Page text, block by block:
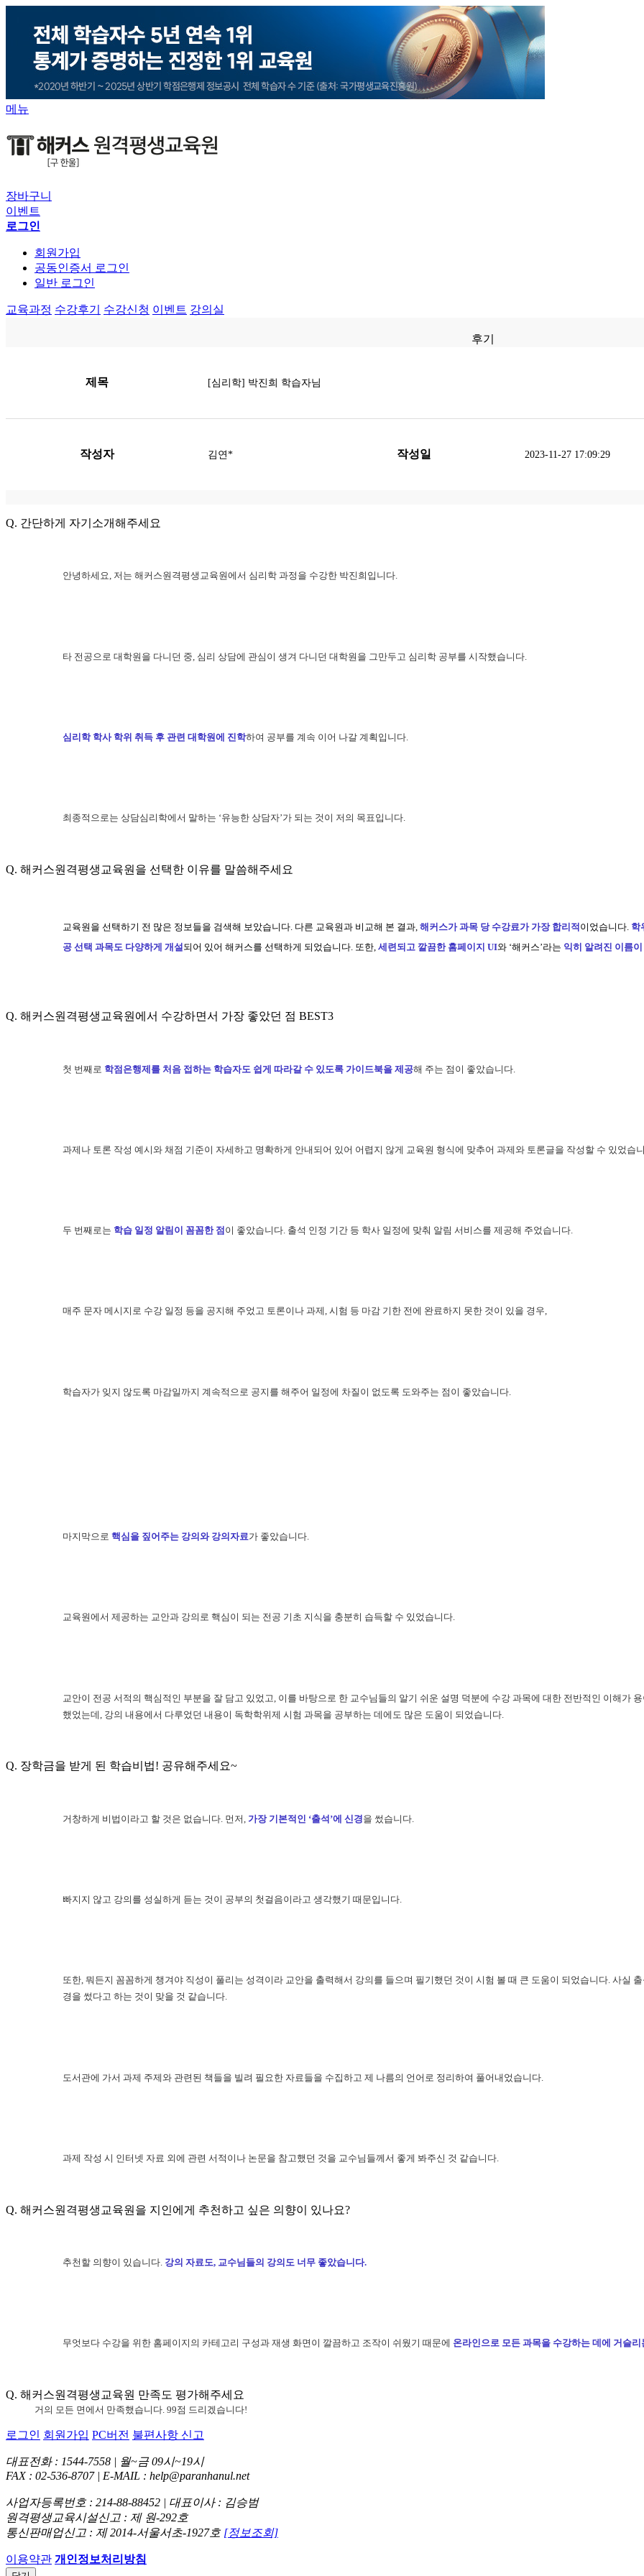
메뉴
장바구니
이벤트
로그인
회원가입
공동인증서 로그인
일반 로그인
교육과정 수강후기 수강신청 이벤트 강의실
후기
제목 [심리학] 박진희 학습자님
작성자 김연* 작성일 2023-11-27 17:09:29
Q. 간단하게 자기소개해주세요
안녕하세요, 저는 해커스원격평생교육원에서 심리학 과정을 수강한 박진희입니다.
타 전공으로 대학원을 다니던 중, 심리 상담에 관심이 생겨 다니던 대학원을 그만두고 심리학 공부를 시작했습니다.
심리학 학사 학위 취득 후 관련 대학원에 진학하여 공부를 계속 이어 나갈 계획입니다.
최종적으로는 상담심리학에서 말하는 ‘유능한 상담자’가 되는 것이 저의 목표입니다.
Q. 해커스원격평생교육원을 선택한 이유를 말씀해주세요
교육원을 선택하기 전 많은 정보들을 검색해 보았습니다. 다른 교육원과 비교해 본 결과, 해커스가 과목 당 수강료가 가장 합리적 이었습니다. 학
공 선택 과목도 다양하게 개설되어 있어 해커스를 선택하게 되었습니다. 또한, 세련되고 깔끔한 홈페이지 UI와 ‘해커스’라는 익히 알려진 이름
Q. 해커스원격평생교육원에서 수강하면서 가장 좋았던 점 BEST3
첫 번째로 학점은행제를 처음 접하는 학습자도 쉽게 따라갈 수 있도록 가이드북을 제공해 주는 점이 좋았습니다.
과제나 토론 작성 예시와 채점 기준이 자세하고 명확하게 안내되어 있어 어렵지 않게 교육원 형식에 맞추어 과제와 토론글을 작성할 수 있었습
두 번째로는 학습 일정 알림이 꼼꼼한 점 이 좋았습니다. 출석 인정 기간 등 학사 일정에 맞춰 알림 서비스를 제공해 주었습니다.
매주 문자 메시지로 수강 일정 등을 공지해 주었고 토론이나 과제, 시험 등 마감 기한 전에 완료하지 못한 것이 있을 경우,
학습자가 잊지 않도록 마감일까지 계속적으로 공지를 해주어 일정에 차질이 없도록 도와주는 점이 좋았습니다.
마지막으로 핵심을 짚어주는 강의와 강의자료가 좋았습니다.
교육원에서 제공하는 교안과 강의로 핵심이 되는 전공 기초 지식을 충분히 습득할 수 있었습니다.
교안이 전공 서적의 핵심적인 부분을 잘 담고 있었고, 이를 바탕으로 한 교수님들의 알기 쉬운 설명 덕분에 수강 과목에 대한 전반적인 이해가
했었는데, 강의 내용에서 다루었던 내용이 독학학위제 시험 과목을 공부하는 데에도 많은 도움이 되었습니다.
Q. 장학금을 받게 된 학습비법! 공유해주세요~
거창하게 비법이라고 할 것은 없습니다. 먼저, 가장 기본적인 ‘출석’에 신경을 썼습니다.
빠지지 않고 강의를 성실하게 듣는 것이 공부의 첫걸음이라고 생각했기 때문입니다.
또한, 뭐든지 꼼꼼하게 챙겨야 직성이 풀리는 성격이라 교안을 출력해서 강의를 들으며 필기했던 것이 시험 볼 때 큰 도움이 되었습니다. 사실
경을 썼다고 하는 것이 맞을 것 같습니다.
도서관에 가서 과제 주제와 관련된 책들을 빌려 필요한 자료들을 수집하고 제 나름의 언어로 정리하여 풀어내었습니다.
과제 작성 시 인터넷 자료 외에 관련 서적이나 논문을 참고했던 것을 교수님들께서 좋게 봐주신 것 같습니다.
Q. 해커스원격평생교육원을 지인에게 추천하고 싶은 의향이 있나요?
추천할 의향이 있습니다. 강의 자료도, 교수님들의 강의도 너무 좋았습니다.
무엇보다 수강을 위한 홈페이지의 카테고리 구성과 재생 화면이 깔끔하고 조작이 쉬웠기 때문에 온라인으로 모든 과목을 수강하는 데에 거슬
Q. 해커스원격평생교육원 만족도 평가해주세요
거의 모든 면에서 만족했습니다. 99점 드리겠습니다!
로그인 회원가입 PC버전 불편사항 신고
대표전화 : 1544-7558 | 월~금 09시~19시
FAX : 02-536-8707 | E-MAIL : help@paranhanul.net
사업자등록번호 : 214-88-88452 | 대표이사 : 김승범
원격평생교육시설신고 : 제 원-292호
통신판매업신고 : 제 2014-서울서초-1927호 [정보조회]
이용약관 개인정보처리방침